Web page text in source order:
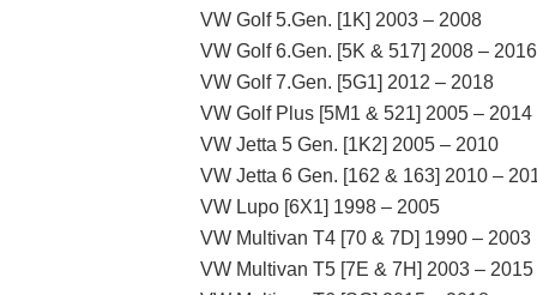
VW Golf 5.Gen. [1K] 2003 – 2008
VW Golf 6.Gen. [5K & 517] 2008 – 2016
VW Golf 7.Gen. [5G1] 2012 – 2018
VW Golf Plus [5M1 & 521] 2005 – 2014
VW Jetta 5 Gen. [1K2] 2005 – 2010
VW Jetta 6 Gen. [162 & 163] 2010 –
VW Lupo [6X1] 1998 – 2005
VW Multivan T4 [70 & 7D] 1990 – 2003
VW Multivan T5 [7E & 7H] 2003 – 2015